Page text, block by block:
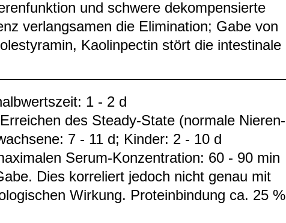
und schwere dekom­pen­sierte
ver­lang­sa­men die Eli­mi­na­tion; Gabe von
Kao­lin­pec­tin stört die inte­sti­nale
1 - 2 d
des Steady-​State (nor­male Nie­ren­
7 - 11 d; Kin­der: 2 - 10 d
Serum-​Kon­zen­tra­tion: 60 - 90 min
Dies kor­re­liert jedoch nicht genau mit
Wir­kung. Pro­te­in­bin­dung ca. 25 %